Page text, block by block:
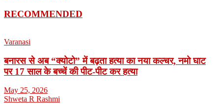
RECOMMENDED
Varanasi
बनारस से अब “क्योटो” में बढ़ता हत्या का नया कल्चर, नमो घाट
पर 17 साल के बच्चें की पीट-पीट कर हत्या
May 25, 2026
Shweta R Rashmi